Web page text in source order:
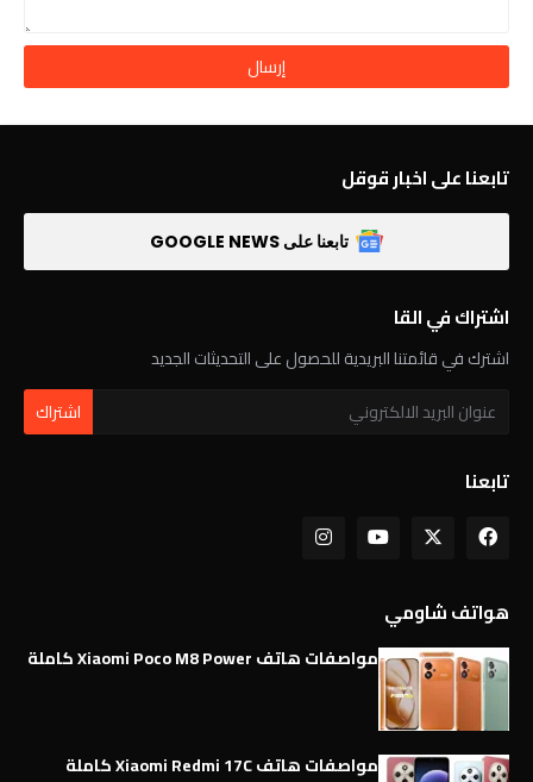
تابعنا على اخبار قوقل
تابعنا على GOOGLE NEWS
اشتراك في القا
اشترك في قائمتنا البريدية للحصول على التحديثات الجديد
تابعنا
هواتف شاومي
مواصفات هاتف Xiaomi Poco M8 Power كاملة
مواصفات هاتف Xiaomi Redmi 17C كاملة